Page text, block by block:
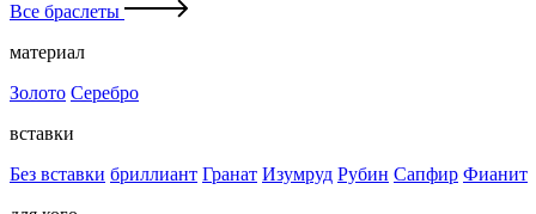
Все браслеты
материал
Золото Серебро
вставки
Без вставки бриллиант Гранат Изумруд Рубин Сапфир Фианит